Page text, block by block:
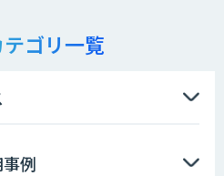
エッジAIコンサルティング
ゴリ一覧
例